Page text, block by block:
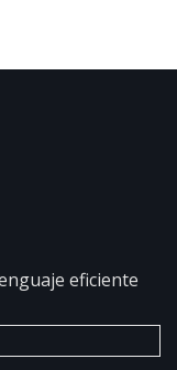
eficiente